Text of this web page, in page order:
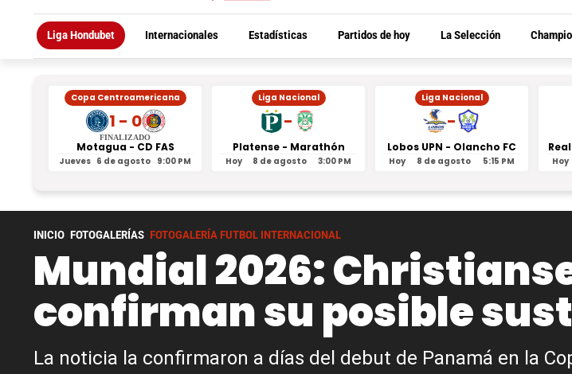
Liga Hondubet Internacionales Estadísticas Partidos de hoy La Selección
Copa Centroamericana
1 - 0
FINALIZADO
Motagua - CD FAS
Jueves 6 de agosto 9:00 PM
Liga Nacional
-
Platense - Marathón
Hoy 8 de agosto 3:00 PM
Liga Nacional
-
Lobos UPN - Olancho FC
Hoy 8 de agosto 5:15 PM Hoy
INICIO FOTOGALERÍAS FOTOGALERÍA FUTBOL INTERNACIONAL
Mundial 2026:
confirman su posible
La noticia la confirmaron a días del debut de Panamá en la